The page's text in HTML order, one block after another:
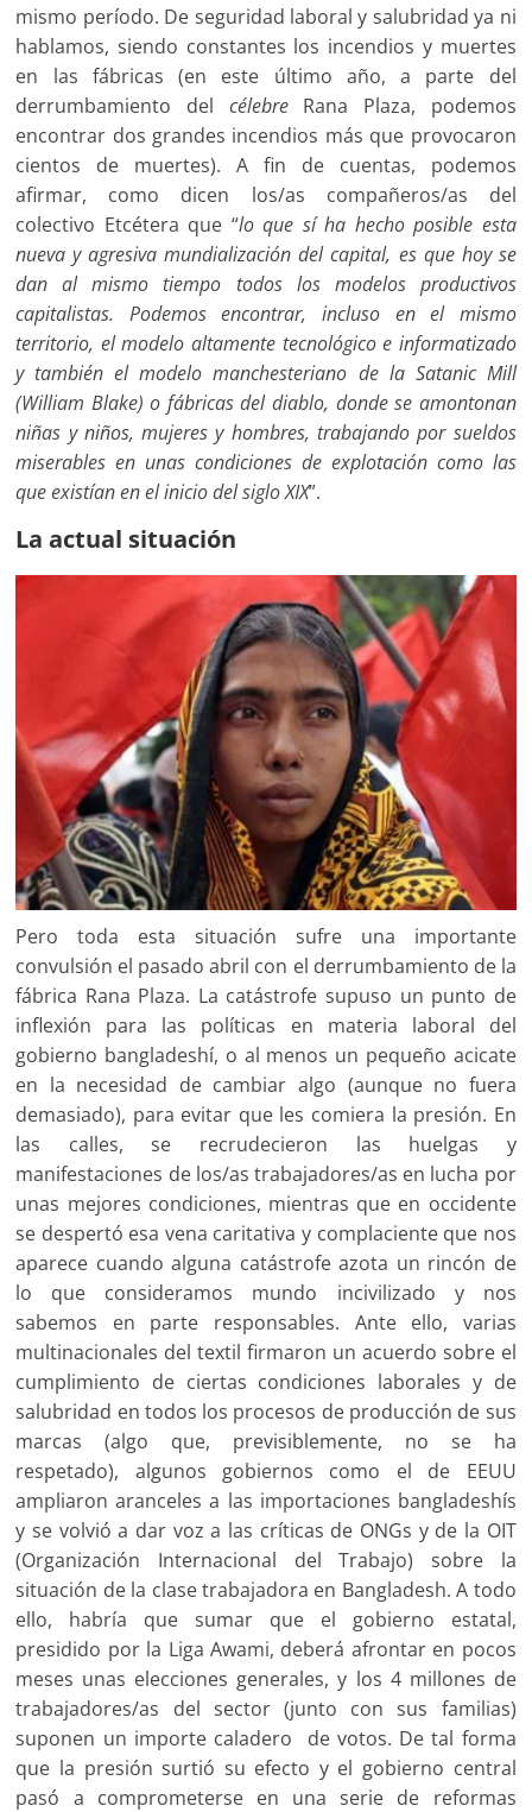
mismo período. De seguridad laboral y salubridad ya ni
hablamos, siendo constantes los incendios y muertes
en las fábricas (en este último año, a parte del
derrumbamiento del célebreRana Plaza, podemos
encontrar dos grandes incendios más que provocaron
cientos de muertes). A fin de cuentas, podemos
afirmar, como dicen los/as compañeros/as del
colectivo Etcétera que “lo que sí ha hecho posible esta
nueva y agresiva mundialización del capital, es que hoy se
dan al mismo tiempo todos los modelos productivos
capitalistas. Podemos encontrar, incluso en el mismo
territorio, el modelo altamente tecnológico e informatizado
y también el modelo manchesteriano de la Satanic Mill
(William Blake) o fábricas del diablo, donde se amontonan
niñas y niños, mujeres y hombres, trabajando por sueldos
miserables en unas condiciones de explotación como las
que existían en el inicio del siglo XIX”.
La actual situación
Pero toda esta situación sufre una importante
convulsión el pasado abril con el derrumbamiento de la
fábrica Rana Plaza. La catástrofe supuso un punto de
inflexión para las políticas en materia laboral del
gobierno bangladeshí, o al menos un pequeño acicate
en la necesidad de cambiar algo (aunque no fuera
demasiado), para evitar que les comiera la presión. En
las calles, se recrudecieron las huelgas y
manifestaciones de los/as trabajadores/as en lucha por
unas mejores condiciones, mientras que en occidente
se despertó esa vena caritativa y complaciente que nos
aparece cuando alguna catástrofe azota un rincón de
lo que consideramos mundo incivilizado y nos
sabemos en parte responsables. Ante ello, varias
multinacionales del textil firmaron un acuerdo sobre el
cumplimiento de ciertas condiciones laborales y de
salubridad en todos los procesos de producción de sus
marcas (algo que, previsiblemente, no se ha
respetado), algunos gobiernos como el de EEUU
ampliaron aranceles a las importaciones bangladeshís
y se volvió a dar voz a las críticas de ONGs y de la OIT
(Organización Internacional del Trabajo) sobre la
situación de la clase trabajadora en Bangladesh. A todo
ello, habría que sumar que el gobierno estatal,
presidido por la Liga Awami, deberá afrontar en pocos
meses unas elecciones generales, y los 4 millones de
trabajadores/as del sector (junto con sus familias)
suponen un importe caladero de votos. De tal forma
que la presión surtió su efecto y el gobierno central
pasó a comprometerse en una serie de reformas